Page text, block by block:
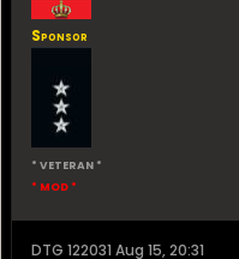
Sponsor
* VETERAN *
* MOD *
DTG 122031 Aug 15, 20:31